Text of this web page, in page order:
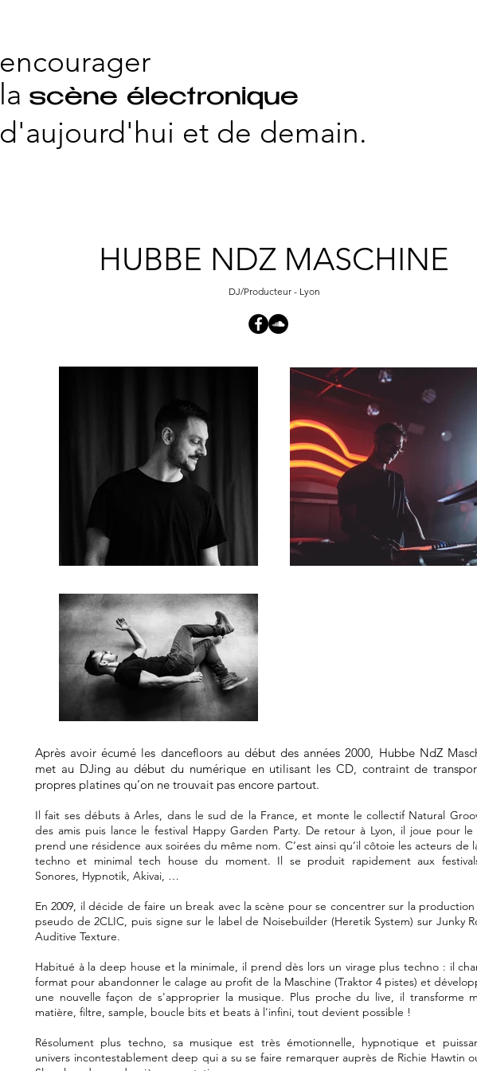
encourager
la scène électronique
d'aujourd'hui et de demain.
HUBBE NDZ MASCHINE
DJ/Producteur - Lyon
Après avoir écumé les dancefloors au début des années 2000, Hubbe NdZ
met au DJing au début du numérique en utilisant les CD, contraint de
propres platines qu’on ne trouvait pas encore partout.
Il fait ses débuts à Arles, dans le sud de la France, et monte le collectif Natural
des amis puis lance le festival Happy Garden Party. De retour à Lyon, il joue pour le
prend une résidence aux soirées du même nom. C’est ainsi qu’il côtoie les acteurs de
techno et minimal tech house du moment. Il se produit rapidement aux
Sonores, Hypnotik, Akivai, …
En 2009, il décide de faire un break avec la scène pour se concentrer sur la production
pseudo de 2CLIC, puis signe sur le label de Noisebuilder (Heretik System) sur Junky
Auditive Texture.
Habitué à la deep house et la minimale, il prend dès lors un virage plus techno : il
format pour abandonner le calage au profit de la Maschine (Traktor 4 pistes) et
une nouvelle façon de s'approprier la musique. Plus proche du live, il transforme
matière, filtre, sample, boucle bits et beats à l'infini, tout devient possible !
Résolument plus techno, sa musique est très émotionnelle, hypnotique et
univers incontestablement deep qui a su se faire remarquer auprès de Richie Hawtin